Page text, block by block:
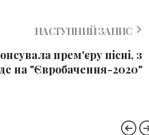
НАСТУПНИЙ ЗАПИС
прем'єру пісні, з
на "Євробачення-2020"